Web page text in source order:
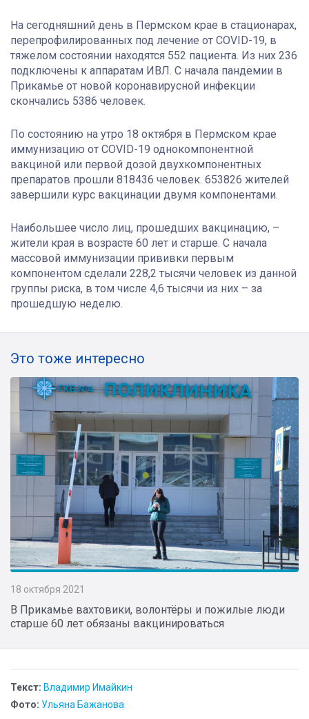
На сегодняшний день в Пермском крае в стационарах,
перепрофилированных под лечение от COVID-19, в
тяжелом состоянии находятся 552 пациента. Из них 236
подключены к аппаратам ИВЛ. С начала пандемии в
Прикамье от новой коронавирусной инфекции
скончались 5386 человек.
По состоянию на утро 18 октября в Пермском крае
иммунизацию от COVID-19 однокомпонентной
вакциной или первой дозой двухкомпонентных
препаратов прошли 818436 человек. 653826 жителей
завершили курс вакцинации двумя компонентами.
Наибольшее число лиц, прошедших вакцинацию, –
жители края в возрасте 60 лет и старше. С начала
массовой иммунизации прививки первым
компонентом сделали 228,2 тысячи человек из данной
группы риска, в том числе 4,6 тысячи из них – за
прошедшую неделю.
Это тоже интересно
18 октября 2021
В Прикамье вахтовики, волонтёры и пожилые люди
старше 60 лет обязаны вакцинироваться
Текст: Владимир Имайкин
Фото: Ульяна Бажанова